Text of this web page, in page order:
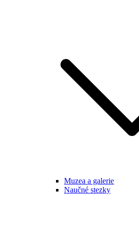
Muzea a galerie
Naučné stezky